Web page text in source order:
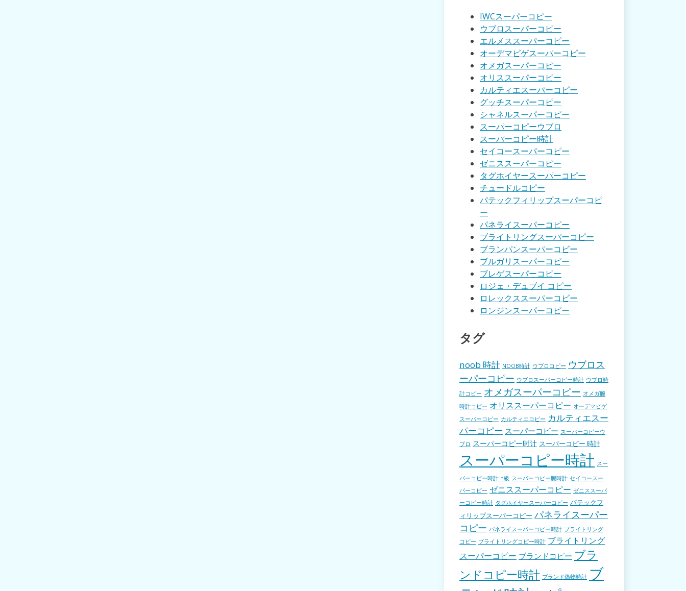
IWCスーパーコピー
ウブロスーパーコピー
エルメススーパーコピー
オーデマピゲスーパーコピー
オメガスーパーコピー
オリススーパーコピー
カルティエスーパーコピー
グッチスーパーコピー
シャネルスーパーコピー
スーパーコピーウブロ
スーパーコピー時計
セイコースーパーコピー
ゼニススーパーコピー
タグホイヤースーパーコピー
チュードルコピー
パテックフィリップスーパーコピ
ー
パネライスーパーコピー
ブライトリングスーパーコピー
ブランパンスーパーコピー
ブルガリスーパーコピー
ブレゲスーパーコピー
ロジェ・デュブイ コピー
ロレックススーパーコピー
ロンジンスーパーコピー
タグ
noob 時計 NOOB時計 ウブロコピー ウブロス
ーパーコピー ウブロスーパーコピー時計 ウブロ時
計コピー オメガスーパーコピー オメガ腕
時計コピー オリススーパーコピー オーデマピゲ
スーパーコピー カルティエコピー カルティエスー
パーコピー スーパーコピー スーパーコピーウ
ブロ スーパーコピー时计 スーパーコピー 時計
スーパーコピー時計 スー
パーコピー時計 n級 スーパーコピー腕時計 セイコースー
パーコピー ゼニススーパーコピー ゼニススーパ
ーコピー時計 タグホイヤースーパーコピー パテックフ
ィリップスーパーコピー パネライスーパー
コピー パネライスーパーコピー時計 ブライトリング
コピー ブライトリングコピー時計 ブライトリング
スーパーコピー ブランドコピー ブラ
ンドコピー時計 ブランド偽物時計 ブ